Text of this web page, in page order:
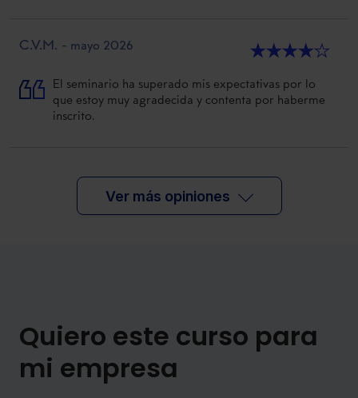
C.V.M. - mayo 2026 ★★★★★
El seminario ha superado mis expectativas por lo
que estoy muy agradecida y contenta por haberme
inscrito.
Ver más opiniones
Quiero este curso para
mi empresa